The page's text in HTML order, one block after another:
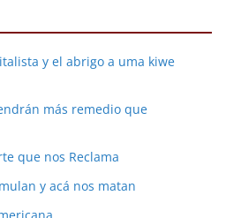
y el abrigo a uma kiwe
más remedio que
que nos Reclama
y acá nos matan